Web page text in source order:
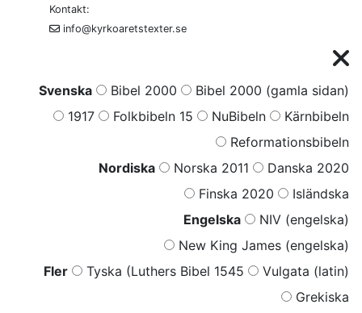
Kontakt:
info@kyrkoaretstexter.se
Svenska Bibel 2000
Bibel 2000 (gamla sidan)
1917
Folkbibeln 15 NuBibeln
Kärnbibeln
Reformationsbibeln
Nordiska
Norska 2011
Danska 2020
Finska 2020
Isländska
Engelska
NIV (engelska)
New King James (engelska)
Fler
Tyska (Luthers Bibel 1545
Vulgata (latin)
Grekiska